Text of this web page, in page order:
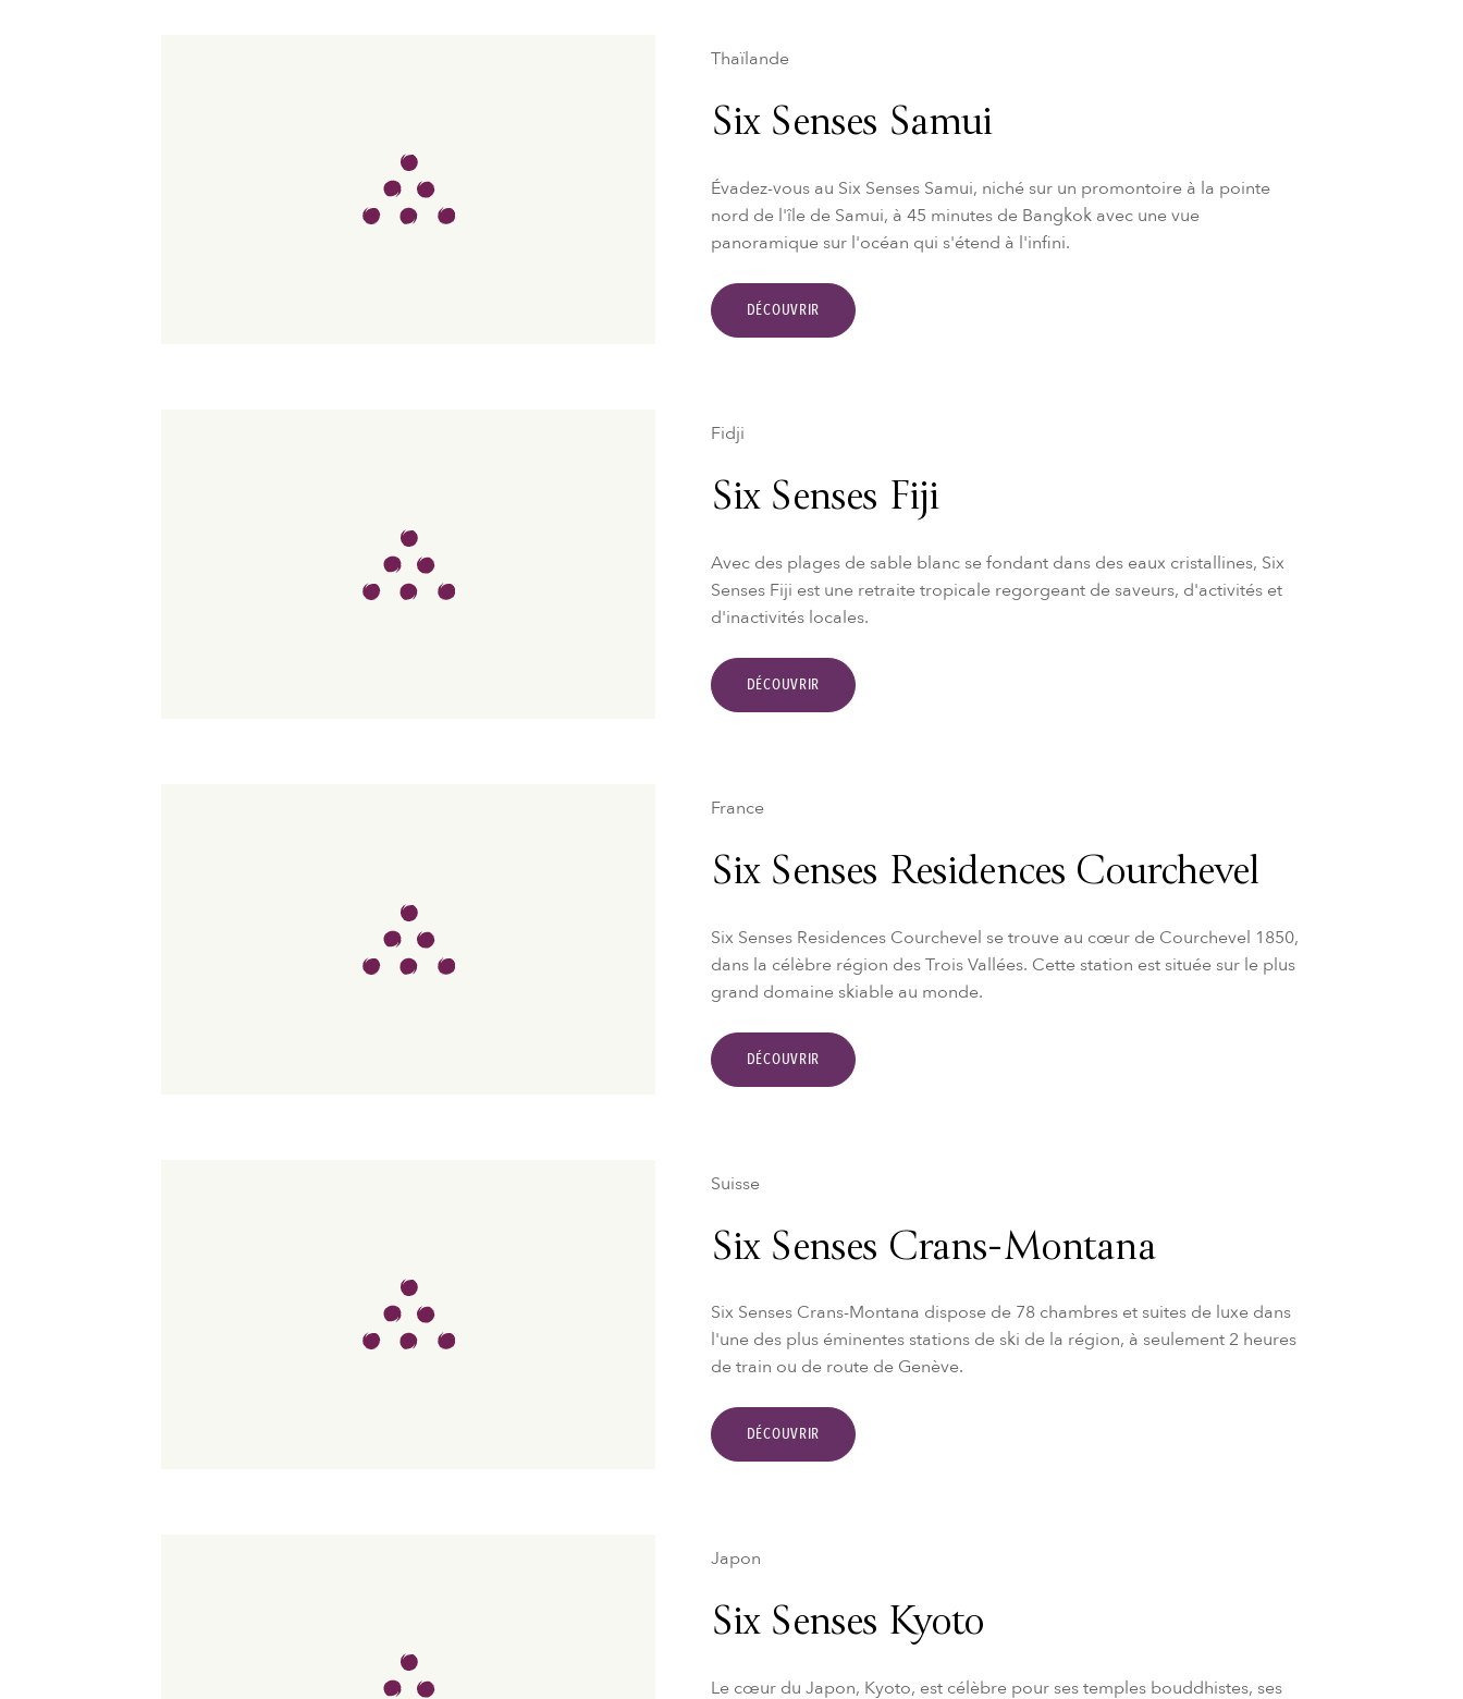
Thaïlande
Six Senses Samui
Évadez-vous au Six Senses Samui, niché sur un promontoire à la pointe
nord de l'île de Samui, à 45 minutes de Bangkok avec une vue
panoramique sur l'océan qui s'étend à l'infini.
DÉCOUVRIR
Fidji
Six Senses Fiji
Avec des plages de sable blanc se fondant dans des eaux cristallines, Six
Senses Fiji est une retraite tropicale regorgeant de saveurs, d'activités et
d'inactivités locales.
DÉCOUVRIR
France
Six Senses Residences Courchevel
Six Senses Residences Courchevel se trouve au cœur de Courchevel 1850,
dans la célèbre région des Trois Vallées. Cette station est située sur le plus
grand domaine skiable au monde.
DÉCOUVRIR
Suisse
Six Senses Crans-Montana
Six Senses Crans-Montana dispose de 78 chambres et suites de luxe dans
l'une des plus éminentes stations de ski de la région, à seulement 2 heures
de train ou de route de Genève.
DÉCOUVRIR
Japon
Six Senses Kyoto
Le cœur du Japon, Kyoto, est célèbre pour ses temples bouddhistes, ses